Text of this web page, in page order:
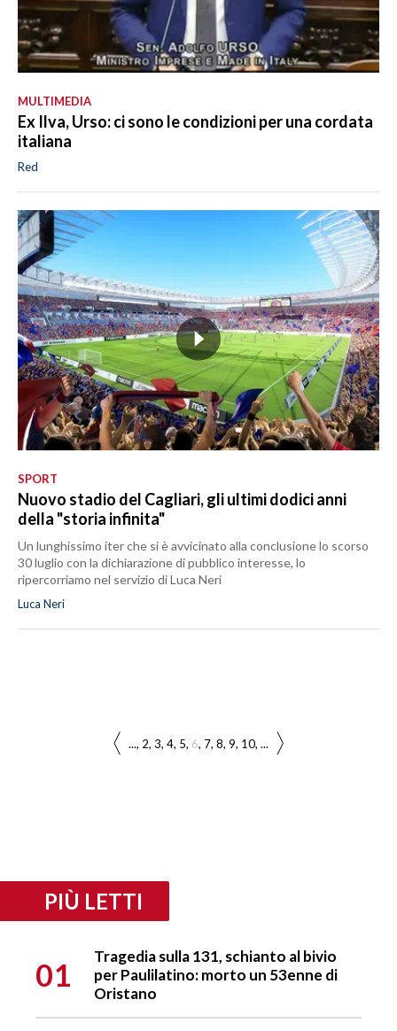
MULTIMEDIA
Ex Ilva, Urso: ci sono le condizioni per una cordata
italiana
Red
SPORT
Nuovo stadio del Cagliari, gli ultimi dodici anni
della "storia infinita"
Un lunghissimo iter che si è avvicinato alla conclusione lo scorso
30 luglio con la dichiarazione di pubblico interesse, lo
ripercorriamo nel servizio di Luca Neri
Luca Neri
... 2 3 4 5 6 7 8 9 10 ...
PIÙ LETTI
01
Tragedia sulla 131, schianto al bivio
per Paulilatino: morto un 53enne di
Oristano